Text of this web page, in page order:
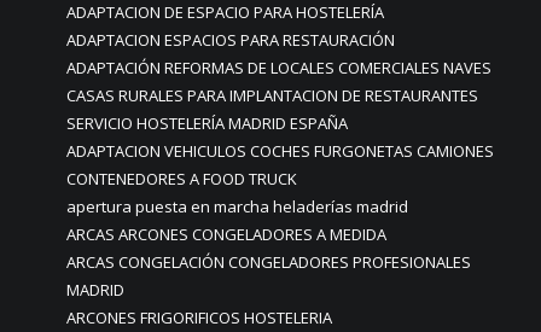
ADAPTACION DE ESPACIO PARA HOSTELERÍA
ADAPTACION ESPACIOS PARA RESTAURACIÓN
ADAPTACIÓN REFORMAS DE LOCALES COMERCIALES NAVES
CASAS RURALES PARA IMPLANTACION DE RESTAURANTES
SERVICIO HOSTELERÍA MADRID ESPAÑA
ADAPTACION VEHICULOS COCHES FURGONETAS CAMIONES
CONTENEDORES A FOOD TRUCK
apertura puesta en marcha heladerías madrid
ARCAS ARCONES CONGELADORES A MEDIDA
ARCAS CONGELACIÓN CONGELADORES PROFESIONALES
MADRID
ARCONES FRIGORIFICOS HOSTELERIA